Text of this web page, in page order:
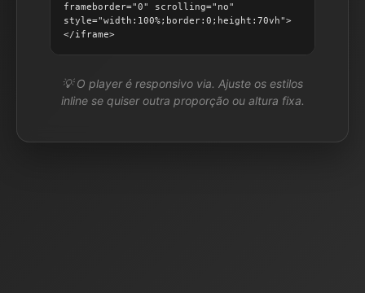
frameborder="0" scrolling="no"
style="width:100%;border:0;height:70vh">
</iframe>
💡 O player é responsivo via. Ajuste os estilos
inline se quiser outra proporção ou altura fixa.